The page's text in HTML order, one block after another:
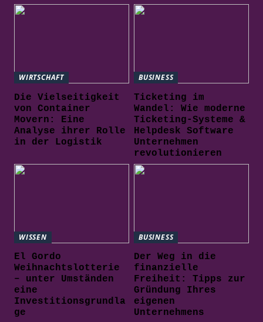
WIRTSCHAFT
Die Vielseitigkeit
von Container
Movern: Eine
Analyse ihrer Rolle
in der Logistik
BUSINESS
Ticketing im
Wandel: Wie moderne
Ticketing-Systeme &
Helpdesk Software
Unternehmen
revolutionieren
WISSEN
El Gordo
Weihnachtslotterie
– unter Umständen
eine
Investitionsgrundla
ge
BUSINESS
Der Weg in die
finanzielle
Freiheit: Tipps zur
Gründung Ihres
eigenen
Unternehmens